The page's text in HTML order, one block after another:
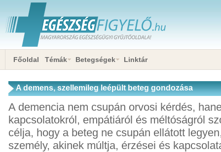
Főoldal Témák Betegségek Linktár
A demens, szellemileg leépült beteg gondozása
A demencia nem csupán orvosi kérdés,
kapcsolatokról, empátiáról és méltóságról
célja, hogy a beteg ne csupán ellátott
személy, akinek múltja, érzései és